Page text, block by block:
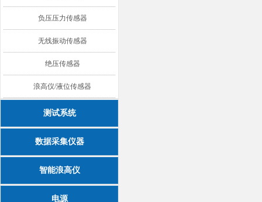
负压压力传感器
无线振动传感器
绝压传感器
浪高仪/液位传感器
测试系统
数据采集仪器
智能浪高仪
电源